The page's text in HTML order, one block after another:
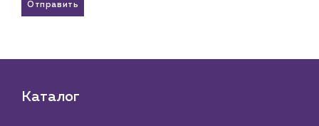
Отправить
Каталог